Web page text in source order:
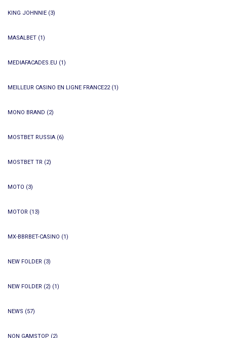
KING JOHNNIE (3)
MASALBET (1)
MEDIAFACADES.EU (1)
MEILLEUR CASINO EN LIGNE FRANCE22(1)
MONO BRAND (2)
MOSTBET RUSSIA (6)
MOSTBET TR (2)
MOTO (3)
MOTOR (13)
MX-BBRBET-CASINO (1)
NEW FOLDER (3)
NEW FOLDER (2) (1)
NEWS (57)
NON GAMSTOP (2)